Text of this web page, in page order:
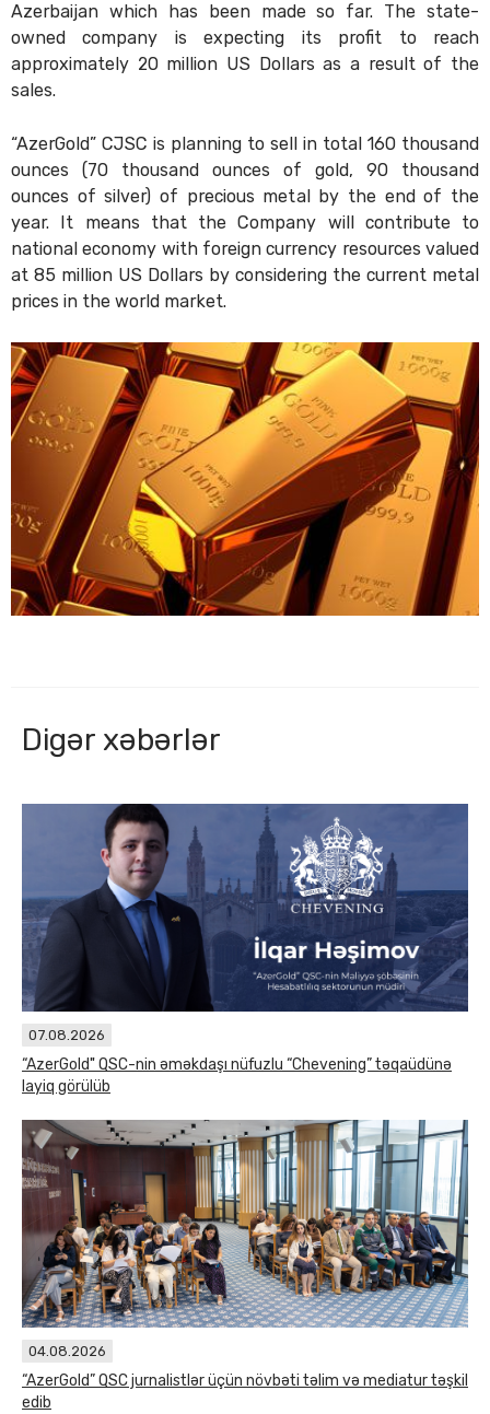
Azerbaijan which has been made so far. The state-
owned company is expecting its profit to reach
approximately 20 million US Dollars as a result of the
sales.
“AzerGold” CJSC is planning to sell in total 160 thousand
ounces (70 thousand ounces of gold, 90 thousand
ounces of silver) of precious metal by the end of the
year. It means that the Company will contribute to
national economy with foreign currency resources valued
at 85 million US Dollars by considering the current metal
prices in the world market.
Digər xəbərlər
07.08.2026
“AzerGold" QSC-nin əməkdaşı nüfuzlu “Chevening” təqaüdünə
layiq görülüb
04.08.2026
“AzerGold” QSC jurnalistlər üçün növbəti təlim və mediatur təşkil
edib